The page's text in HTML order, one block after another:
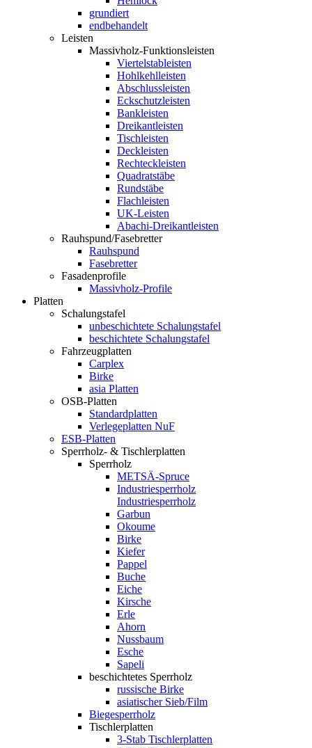
grundiert
endbehandelt
Leisten
Massivholz-Funktionsleisten
Viertelstableisten
Hohlkehlleisten
Abschlussleisten
Eckschutzleisten
Bankleisten
Dreikantleisten
Tischleisten
Deckleisten
Rechteckleisten
Quadratstäbe
Rundstäbe
Flachleisten
UK-Leisten
Abachi-Dreikantleisten
Rauhspund/Fasebretter
Rauhspund
Fasebretter
Fasadenprofile
Massivholz-Profile
Platten
Schalungstafel
unbeschichtete Schalungstafel
beschichtete Schalungstafel
Fahrzeugplatten
Carplex
Birke
asia Platten
OSB-Platten
Standardplatten
Verlegeplatten NuF
ESB-Platten
Sperrholz- & Tischlerplatten
Sperrholz
METSÄ-Spruce
Industriesperrholz
Industriesperrholz
Garbun
Okoume
Birke
Kiefer
Pappel
Buche
Eiche
Kirsche
Erle
Ahorn
Nussbaum
Esche
Sapeli
beschichtetes Sperrholz
russische Birke
asiatischer Sieb/Film
Biegesperrholz
Tischlerplatten
3-Stab Tischlerplatten